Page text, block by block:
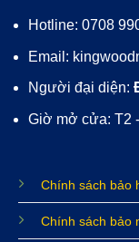
Hotline: 0708
Email:
Người đại diện:
Giờ mở cửa: T2
Chính sách bảo
Chính sách bảo